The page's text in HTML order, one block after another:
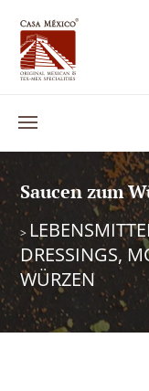
Saucen zum
>
DRESSINGS,
WÜRZEN